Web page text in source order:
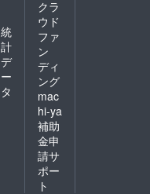
統
計
デ
ー
タ
クラ
ウド
ファ
ン
ディ
ング
mac
hi-ya
補助
金申
請サ
ポー
ト